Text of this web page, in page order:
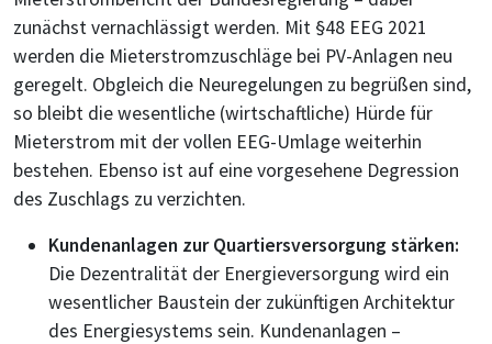
zunächst vernachlässigt werden. Mit §48 EEG 2021
werden die Mieterstromzuschläge bei PV-Anlagen neu
geregelt. Obgleich die Neuregelungen zu begrüßen sind,
so bleibt die wesentliche (wirtschaftliche) Hürde für
Mieterstrom mit der vollen EEG-Umlage weiterhin
bestehen. Ebenso ist auf eine vorgesehene Degression
des Zuschlags zu verzichten.
Kundenanlagen zur Quartiersversorgung stärken:
Die Dezentralität der Energieversorgung wird ein
wesentlicher Baustein der zukünftigen Architektur
des Energiesystems sein. Kundenanlagen –